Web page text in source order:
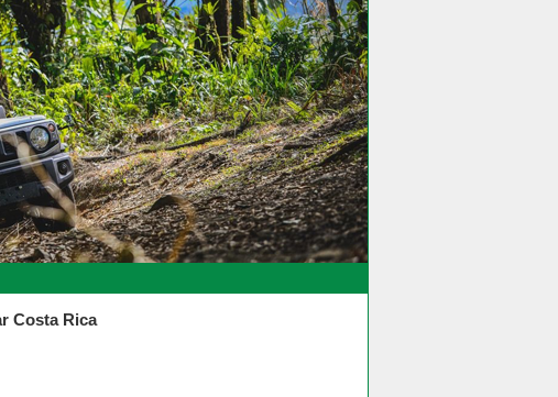
Costa Rica